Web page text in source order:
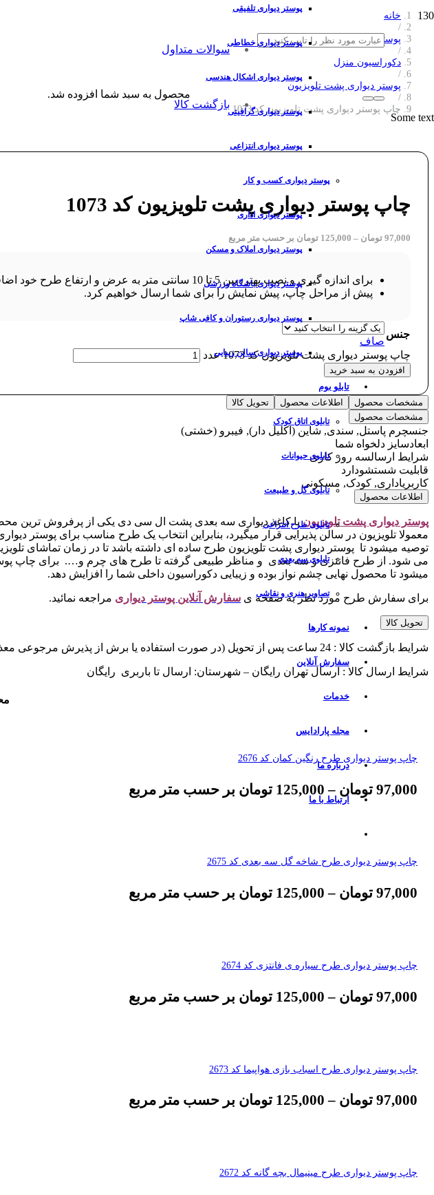
سوالات متداول
بازگشت کالا
پوستر دیواری تلفیقی
پوستر دیواری خطاطی
پوستر دیواری اشکال هندسی
پوستر دیواری گرافیتی
پوستر دیواری انتزاعی
پوستر دیواری کسب و کار
پوستر دیواری اداری
پوستر دیواری املاک و مسکن
پوستر دیواری باشگاه ورزشی
پوستر دیواری رستوران و کافی شاپ
پوستر دیواری سالن زیبایی
تابلو بوم
تابلوی اتاق کودک
تابلوی حیوانات
تابلوی گل و طبیعت
تابلوی طرح انتزاعی
تابلوی سه بعدی
تصاویر هنری و نقاشی
نمونه کارها
سفارش آنلاین
خدمات
مجله پارادایس
درباره ما
ارتباط با ما
محصول به سبد شما افزوده شد.
Some text
خانه
/
پوستر دیواری
/
دکوراسیون منزل
/
پوستر دیواری پشت تلویزیون
/
چاپ پوستر دیواری پشت تلویزیون کد 1073
چاپ پوستر دیواری پشت تلویزیون کد 1073
97,000 تومان –
125,000 تومان بر حسب متر مربع
برای اندازه گیری و نصب بهتر، بین 5 تا 10 سانتی متر به عرض و ارتفاع طرح خود اضافه کنید.
پیش از مراحل چاپ، پیش نمایش را برای شما ارسال خواهیم کرد.
جنس
صاف
چاپ پوستر دیواری پشت تلویزیون کد 1073 عدد
افزودن به سبد خرید
مشخصات محصول اطلاعات محصول
تحویل کالا
مشخصات محصول
جنسچرم پاستل, سندی, شاین (اکلیل دار), فیبرو (خشتی)
ابعادسایز دلخواه شما
شرایط ارسالسه روز کاری
قابلیت شستشودارد
کاربریاداری, کودک, مسکونی
اطلاعات محصول
پوستر دیواری پشت تلویزیونیا کاغذ دیواری سه بعدی پشت ال سی دی یکی از پرفروش ترین
معمولا تلویزیون در سالن پذیرایی قرار میگیرد، بنابراین انتخاب یک طرح مناسب برای پوستر
توصیه میشود تا پوستر دیواری پشت تلویزیون طرح ساده ای داشته باشد تا در زمان تماشای
می شود. از طرح فانتزی و سه بعدی و مناظر طبیعی گرفته تا طرح های چرم و…. برای چاپ
میشود تا محصول نهایی چشم نواز بوده و زیبایی دکوراسیون داخلی شما را افزایش دهد.
برای سفارش طرح مورد نظر به صفحه ی سفارش آنلاین پوستر دیواری مراجعه نمائید.
تحویل کالا
شرایط بازگشت کالا : 24 ساعت پس از تحویل (در صورت استفاده یا برش از پذیرش مرجوعی معذوریم)
شرایط ارسال کالا : ارسال تهران رایگان – شهرستان: ارسال تا باربری رایگان
چاپ پوستر دیواری طرح رنگین کمان کد 2676
97,000 تومان –
125,000 تومان بر حسب متر مربع
چاپ پوستر دیواری طرح شاخه گل سه بعدی کد 2675
97,000 تومان –
125,000 تومان بر حسب متر مربع
چاپ پوستر دیواری طرح سیاره ی فانتزی کد 2674
97,000 تومان –
125,000 تومان بر حسب متر مربع
چاپ پوستر دیواری طرح اسباب بازی هواپیما کد 2673
97,000 تومان –
125,000 تومان بر حسب متر مربع
چاپ پوستر دیواری طرح مینیمال بچه گانه کد 2672